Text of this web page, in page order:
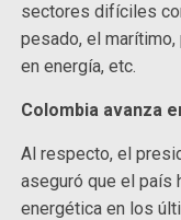
sectores difíciles
pesado, el
en energía, etc.
Colombia avanza
Al respecto, el
aseguró que el país
energética en los